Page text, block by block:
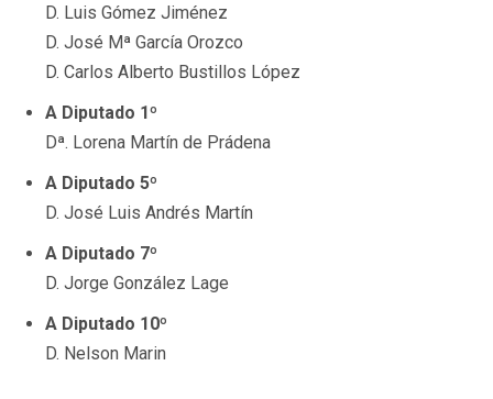
D. Luis Gómez Jiménez
D. José Mª García Orozco
D. Carlos Alberto Bustillos López
A Diputado 1º
Dª. Lorena Martín de Prádena
A Diputado 5º
D. José Luis Andrés Martín
A Diputado 7º
D. Jorge González Lage
A Diputado 10º
D. Nelson Marin